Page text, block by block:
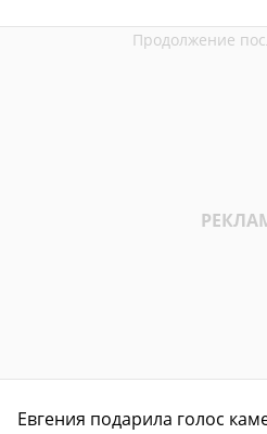
Евгения подарила голос